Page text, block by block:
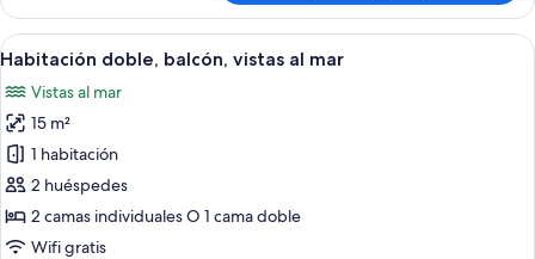
al
mar
doble
de
uso
balcón,
vistas
al
mar
Abrir
todas
las
fotos
de
Habitación
doble,
balcón,
Habitación de hotel moderna con
7
Habitación doble, balcón, vistas al mar
Vistas al mar
15 m²
1 habitación
2 huéspedes
2 camas individuales O 1 cama doble
Wifi gratis